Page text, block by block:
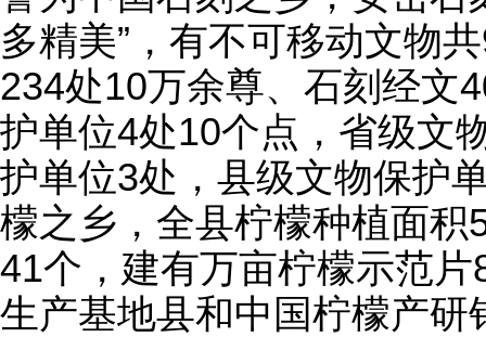
多精美”，有不可移动文物
234处10万余尊、石刻经文
护单位4处10个点，省级文
护单位3处，县级文物保护
檬之乡，全县柠檬种植面
41个，建有万亩柠檬示范
生产基地县和中国柠檬产